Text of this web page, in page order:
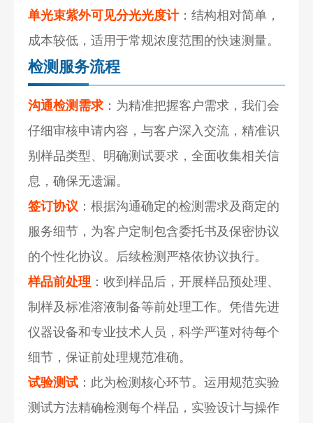
单光束紫外可见分光光度计：结构相对简单，
成本较低，适用于常规浓度范围的快速测量。
检测服务流程
沟通检测需求 ：为精准把握客户需求，我们会
仔细审核申请内容，与客户深入交流，精准识
别样品类型、明确测试要求，全面收集相关信
息，确保无遗漏。
签订协议 ：根据沟通确定的检测需求及商定的
服务细节，为客户定制包含委托书及保密协议
的个性化协议。后续检测严格依协议执行。
样品前处理 ：收到样品后，开展样品预处理、
制样及标准溶液制备等前处理工作。凭借先进
仪器设备和专业技术人员，科学严谨对待每个
细节，保证前处理规范准确。
试验测试 ：此为检测核心环节。运用规范实验
测试方法精确检测每个样品，实验设计与操作